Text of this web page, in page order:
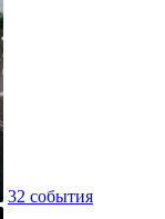
32 события